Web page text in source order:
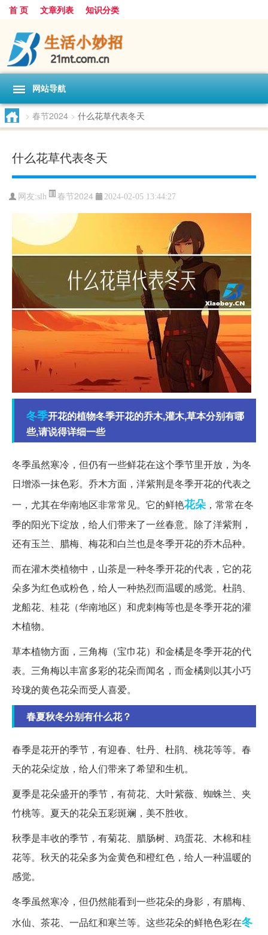
首 页 文章列表 知识分类
网站导航
> 春节2024 > 什么花草代表冬天
什么花草代表冬天
网友:slh 春节2024 2024-02-05 13:44:27
冬季开花的植物冬季开花的乔木,灌木,草本分别有哪
些,请说得详细一些
冬季虽然寒冷，但仍有一些鲜花在这个季节里开放，为冬
日增添一抹色彩。乔木方面，洋紫荆是冬季开花的代表之
一，尤其在华南地区非常常见。它的鲜艳花朵 ，常常在冬
季的阳光下绽放，给人们带来了一丝春意。除了洋紫荆，
还有玉兰、腊梅、梅花和白兰也是冬季开花的乔木品种。
而在灌木类植物中，山茶是一种冬季开花的代表，它的花
朵多为红色或粉色，给人一种热烈而温暖的感觉。杜鹃、
龙船花、桂花（华南地区）和虎刺梅等也是冬季开花的灌
木植物。
草本植物方面，三角梅（宝巾花）和金橘是冬季开花的代
表。三角梅以丰富多彩的花朵而闻名，而金橘则以其小巧
玲珑的黄色花朵而受人喜爱。
春夏秋冬分别有什么花？
春季是花开的季节，有迎春、牡丹、杜鹃、桃花等等。春
天的花朵绽放，给人们带来了希望和生机。
夏季是花朵盛开的季节，有荷花、大叶紫薇、蜘蛛兰、夹
竹桃等。夏天的花朵五彩斑斓，美不胜收。
秋季是丰收的季节，有菊花、腊肠树、鸡蛋花、木棉和桂
花等。秋天的花朵多为金黄色和橙红色，给人一种温暖的
感觉。
冬季虽然寒冷，但仍然能看到一些花朵的身影，有腊梅、
水仙、茶花、一品红和寒兰等。这些花朵的鲜艳色彩在冬